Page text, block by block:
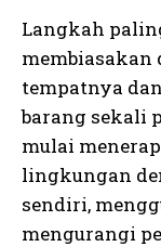
Langkah
membiasakan
tempatnya
barang sekali
mulai
lingkungan
sendiri,
mengurangi